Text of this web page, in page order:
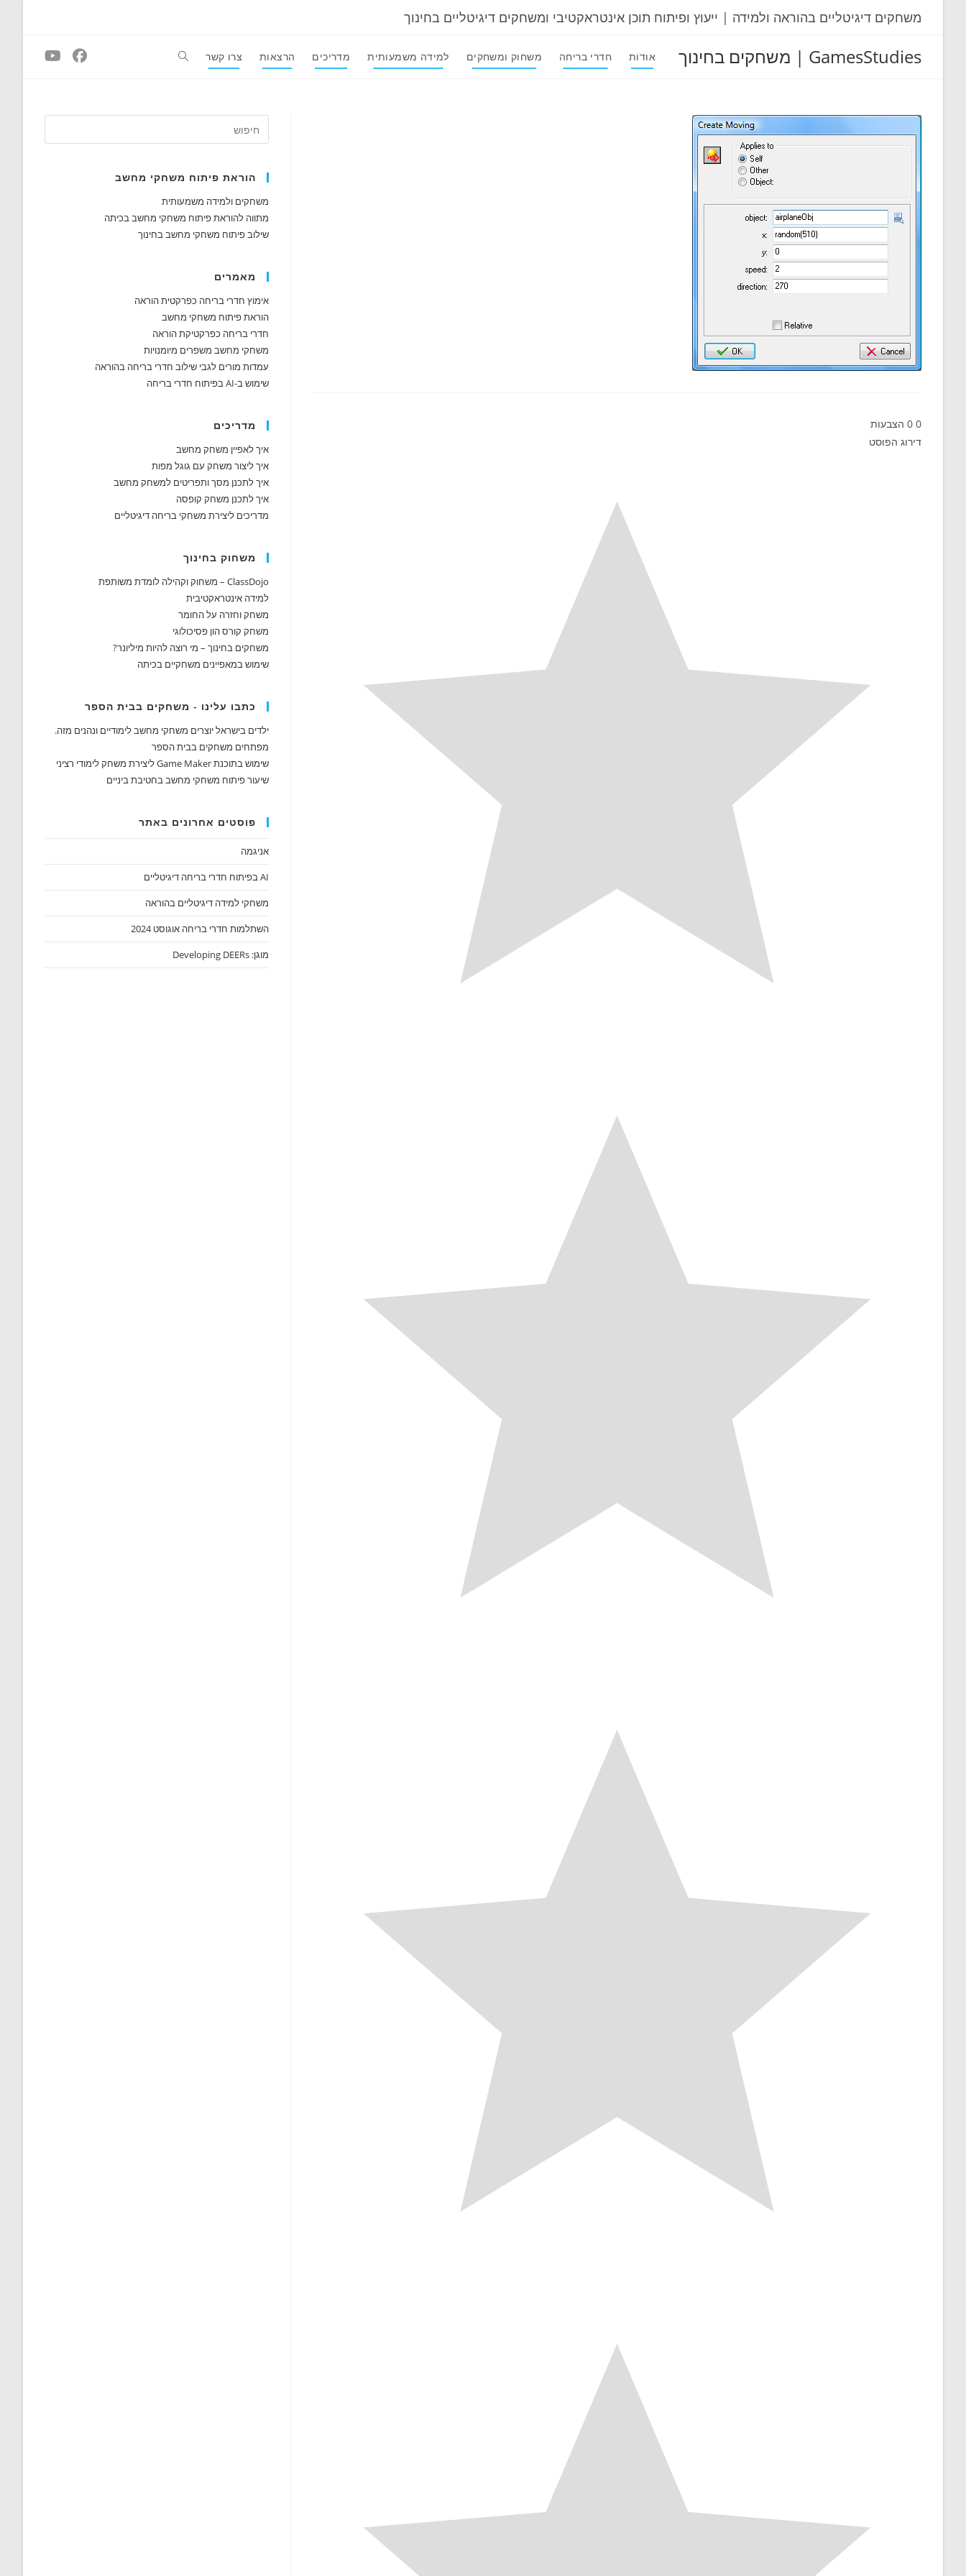
משחקים דיגיטליים בהוראה ולמידה | ייעוץ ופיתוח תוכן אינטראקטיבי ומשחקים דיגיטליים בחינוך
GamesStudies | משחקים בחינוך אודות חדרי בריחה משחוק ומשחקים למידה משמעותית מדריכים הרצאות צרו קשר Toggle
search
0
0 הצבעות
דירוג הפוסט
הוראת פיתוח משחקי מחשב
משחקים ולמידה משמעותית
מתווה להוראת פיתוח משחקי מחשב בכיתה
שילוב פיתוח משחקי מחשב בחינוך
מאמרים
אימוץ חדרי בריחה כפרקטית הוראה
הוראת פיתוח משחקי מחשב
חדרי בריחה כפרקטיקת הוראה
משחקי מחשב משפרים מיומנויות
עמדות מורים לגבי שילוב חדרי בריחה בהוראה
שימוש ב-AI בפיתוח חדרי בריחה
מדריכים
איך לאפיין משחק מחשב
איך ליצור משחק עם גוגל מפות
איך לתכנן מסך ותפריטים למשחק מחשב
איך לתכנן משחק קופסה
מדריכים ליצירת משחקי בריחה דיגיטליים
משחוק בחינוך
ClassDojo – משחוק וקהילה לומדת משותפת
למידה אינטראקטיבית
משחק וחזרה על החומר
משחק קורס הון פסיכולוגי
משחקים בחינוך – מי רוצה להיות מיליונר?
שימוש במאפיינים משחקיים בכיתה
כתבו עלינו - משחקים בבית הספר
ילדים בישראל יוצרים משחקי מחשב לימודיים ונהנים מזה.
מפתחים משחקים בבית הספר
שימוש בתוכנת Game Maker ליצירת משחק לימודי רציני
שיעור פיתוח משחקי מחשב בחטיבת ביניים
פוסטים אחרונים באתר
אניגמה
AI בפיתוח חדרי בריחה דיגיטליים
משחקי למידה דיגיטליים בהוראה
השתלמות חדרי בריחה אוגוסט 2024
מוגן: Developing DEERs